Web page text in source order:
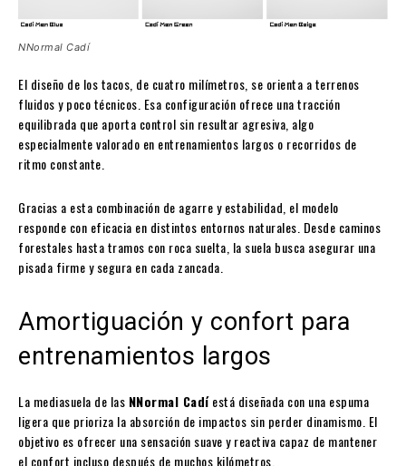
NNormal Cadí
El diseño de los tacos, de cuatro milímetros, se orienta a terrenos
fluidos y poco técnicos. Esa configuración ofrece una tracción
equilibrada que aporta control sin resultar agresiva, algo
especialmente valorado en entrenamientos largos o recorridos de
ritmo constante.
Gracias a esta combinación de agarre y estabilidad, el modelo
responde con eficacia en distintos entornos naturales. Desde caminos
forestales hasta tramos con roca suelta, la suela busca asegurar una
pisada firme y segura en cada zancada.
Amortiguación y confort para
entrenamientos largos
La mediasuela de las NNormal Cadíestá diseñada con una espuma
ligera que prioriza la absorción de impactos sin perder dinamismo. El
objetivo es ofrecer una sensación suave y reactiva capaz de mantener
el confort incluso después de muchos kilómetros.